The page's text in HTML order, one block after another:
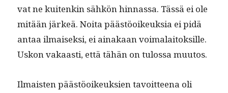
vat ne kuitenkin sähkön hin­nas­sa. Tässä ei ole
mitään järkeä. Noi­ta päästöoikeuk­sia ei pidä
antaa ilmaisek­si, ei ainakaan voimalaitok­sille.
Uskon vakaasti, että tähän on tulos­sa muutos.
Ilmais­ten päästöoikeuk­sien tavoit­teena oli